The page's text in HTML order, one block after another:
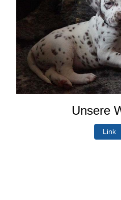
Unsere
Link